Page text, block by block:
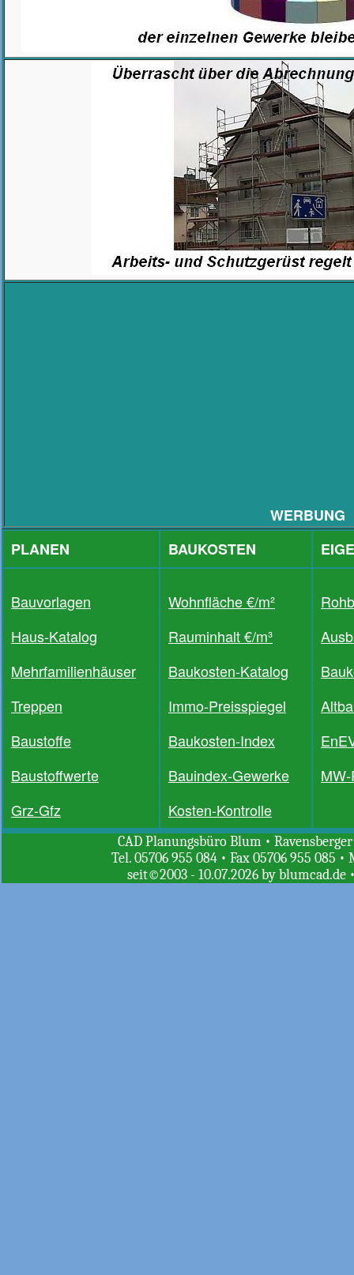
WERBUNG
PLANEN
BAUKOSTEN
Bauvorlagen
Haus-Katalog
Mehrfamilienhäuser
Treppen
Baustoffe
Baustoffwerte
Grz-Gfz
Wohnfläche €/m²
Rauminhalt €/m³
Baukosten-Katalog
Immo-Preisspiegel
Baukosten-Index
Bauindex-Gewerke
Kosten-Kontrolle
CAD Planungsbüro Blum •
Tel. 05706 955 084 • Fax 05706 955 085
seit©2003 - 10.07.2026 by blumcad.de